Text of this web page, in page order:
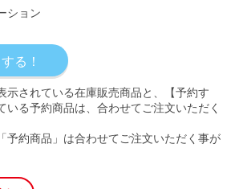
ション
示されている在庫販売商品と、【予約す
いる予約商品は、合わせてご注文いただく
予約商品」は合わせてご注文いただく事が